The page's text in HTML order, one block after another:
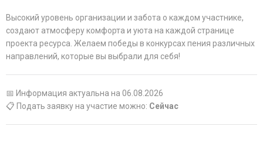
Высокий уровень организации и забота о каждом участнике,
создают атмосферу комфорта и уюта на каждой странице
проекта ресурса. Желаем победы в конкурсах пения различных
направлений, которые вы выбрали для себя!
📅 Информация актуальна на 06.08.2026
📋 Подать заявку на участие можно: Сейчас